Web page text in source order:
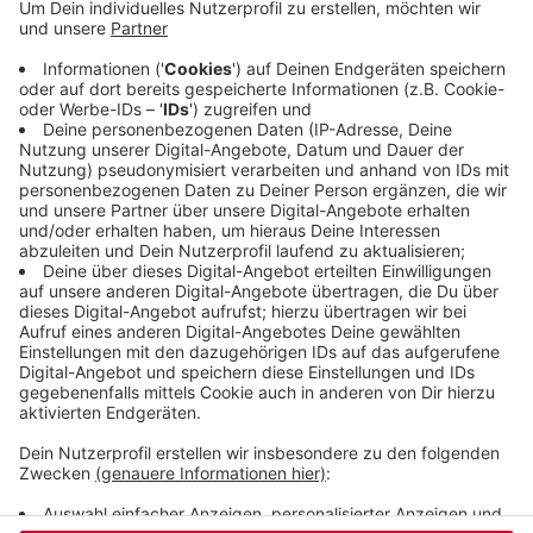
Forscherteam der Uni hatte den LKW selbst
entwickelt. Damit sollen Asphaltschäden
aufgespürt werden, die von außen nicht sichtbar
sind. Wie die Landesregierung mitteilt, liefert der
sogenannte "Pavement Scanner" unverzichtbare
Daten, um den Straßenzustand zu bestimmen und
Landstraßen zu erhalten.
Veröffentlicht:Dienstag, 11.06.2019 06:34
Anzeige
Anzeige